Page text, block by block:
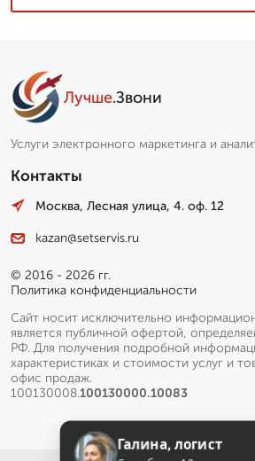
Лучше.Звони
Услуги электронного маркетинга и
Контакты
Москва, Лесная улица, 4. оф. 12
kazan@setservis.ru
© 2016 - 2026 гг.
Политика конфиденциальности
Сайт носит исключительно
является публичной офертой,
РФ. Для получения подробной
характеристиках и стоимости услуг и
офис продаж.
100130008.100130000.10083
Галина, логист